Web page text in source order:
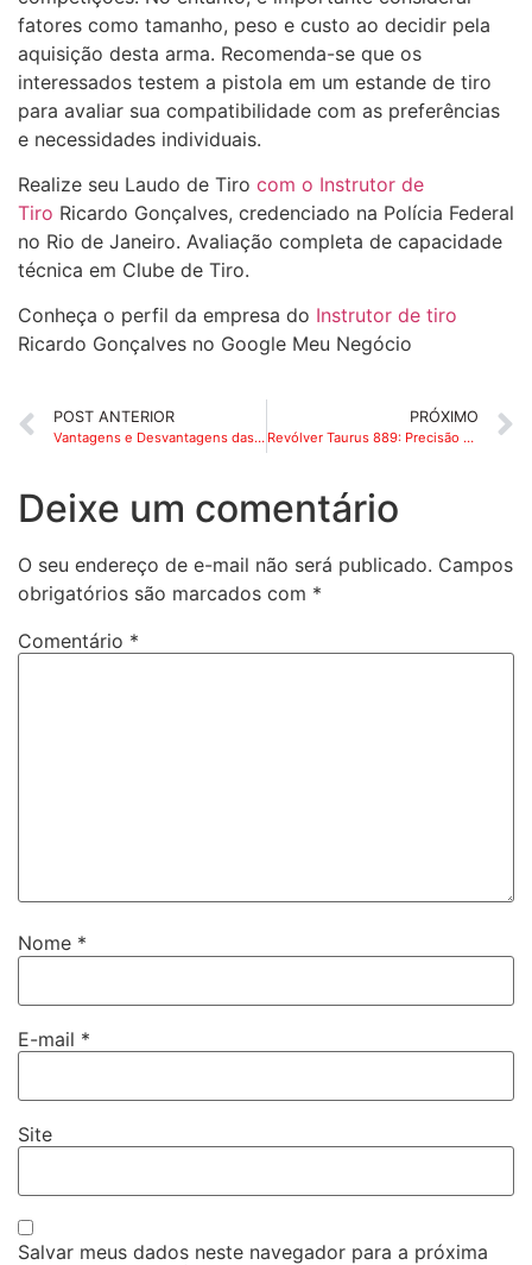
fatores como tamanho, peso e custo ao decidir pela
aquisição desta arma. Recomenda-se que os
interessados testem a pistola em um estande de tiro
para avaliar sua compatibilidade com as preferências
e necessidades individuais.
Realize seu Laudo de Tiro com o Instrutor de
Tiro Ricardo Gonçalves, credenciado na Polícia Federal
no Rio de Janeiro. Avaliação completa de capacidade
técnica em Clube de Tiro.
Conheça o perfil da empresa do Instrutor de tiro
Ricardo Gonçalves no Google Meu Negócio
POST ANTERIOR
Vantagens e Desvantagens das 03 Principais Marcas de Coldre para IPSC
PRÓXIMO
Revólver Taurus 889: Precisão e Confiabilidade no Tiro Esportivo e em Academias de Tiro
Deixe um comentário
O seu endereço de e-mail não será publicado. Campos
obrigatórios são marcados com *
Comentário *
Nome *
E-mail *
Site
Salvar meus dados neste navegador para a próxima